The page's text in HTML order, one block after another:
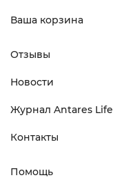
Ваша корзина
Отзывы
Новости
Журнал Antares Life
Контакты
Помощь